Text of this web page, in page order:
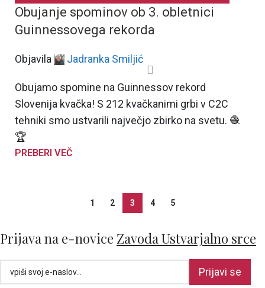
Obujanje spominov ob 3. obletnici
Guinnessovega rekorda
Objavila Jadranka Smiljić
Obujamo spomine na Guinnessov rekord
Slovenija kvačka! S 212 kvačkanimi grbi v C2C
tehniki smo ustvarili največjo zbirko na svetu. 🧶
🏆
PREBERI VEČ
1 2 3 4 5
Prijava na e-novice Zavoda Ustvarjalno srce
Prijavi se